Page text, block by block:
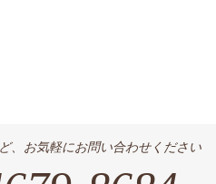
、お気軽にお問い合わせください